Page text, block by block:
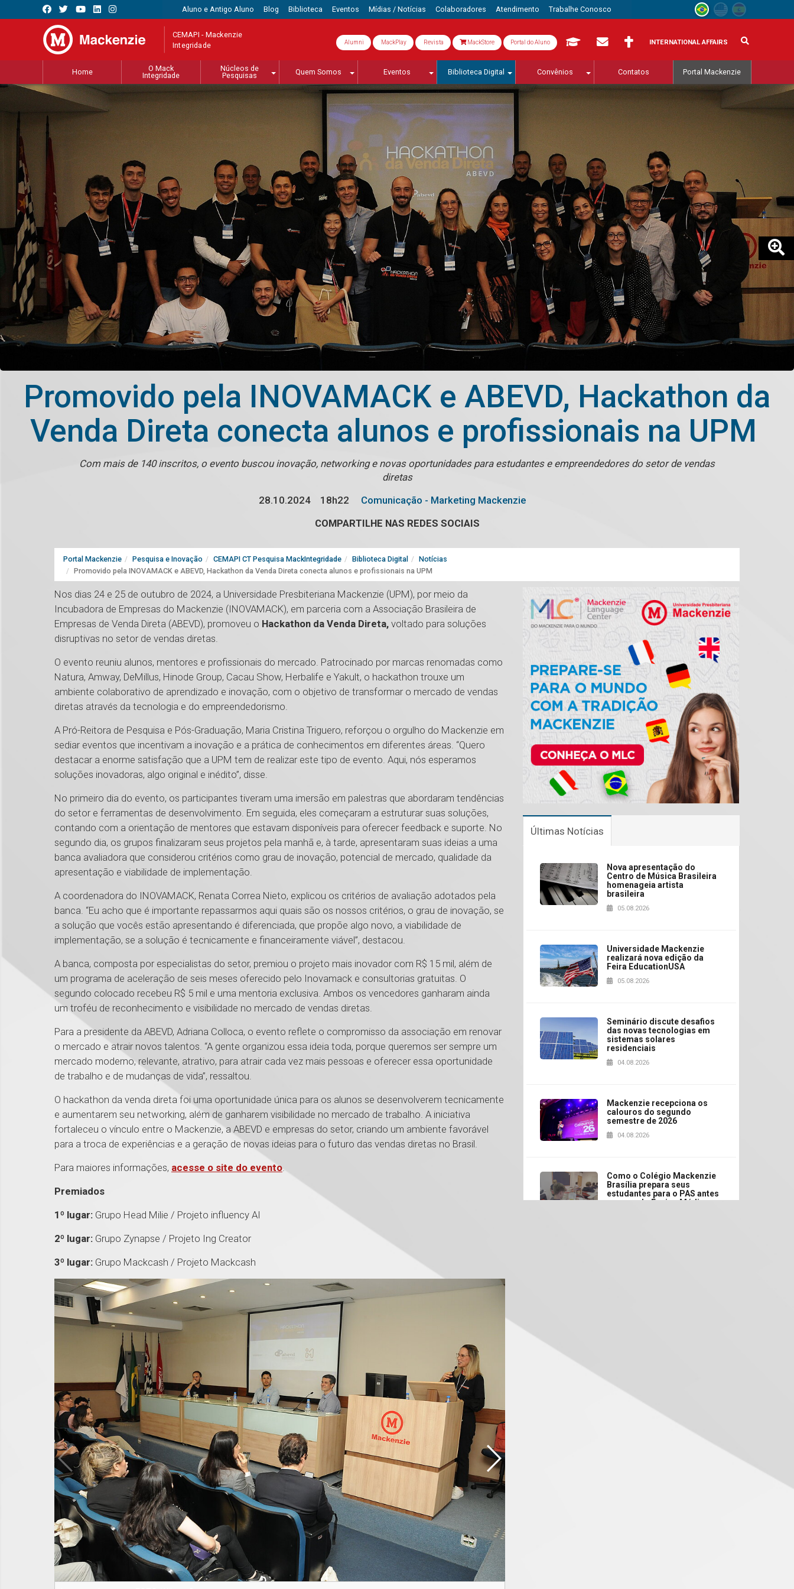
Aluno e Antigo Aluno Blog Biblioteca Eventos Mídias / Notícias Colaboradores Atendimento Trabalhe Conosco
CEMAPI - Mackenzie
Integridade Alumni MackPlay Revista MackStore Portal do Aluno INTERNATIONAL AFFAIRS
Home
O Mack
Integridade
Núcleos de
Pesquisas
Quem Somos Eventos Biblioteca Digital Convênios Contatos Portal Mackenzie
Promovido pela INOVAMACK e ABEVD, Hackathon da
Venda Direta conecta alunos e profissionais na UPM
Com mais de 140 inscritos, o evento buscou inovação, networking e novas oportunidades para estudantes e empreendedores do setor de vendas
diretas
28.10.2024
18h22
Comunicação - Marketing Mackenzie
COMPARTILHE NAS REDES SOCIAIS
Portal Mackenzie Pesquisa e Inovação CEMAPI CT Pesquisa MackIntegridade Biblioteca Digital
Notícias
Promovido pela INOVAMACK e ABEVD, Hackathon da Venda Direta conecta alunos e profissionais na UPM
Nos dias 24 e 25 de outubro de 2024, a Universidade Presbiteriana Mackenzie (UPM), por meio da
Incubadora de Empresas do Mackenzie (INOVAMACK), em parceria com a Associação Brasileira de
Empresas de Venda Direta (ABEVD), promoveu o Hackathon da Venda Direta, voltado para soluções
disruptivas no setor de vendas diretas.
O evento reuniu alunos, mentores e profissionais do mercado. Patrocinado por marcas renomadas como
Natura, Amway, DeMillus, Hinode Group, Cacau Show, Herbalife e Yakult, o hackathon trouxe um
ambiente colaborativo de aprendizado e inovação, com o objetivo de transformar o mercado de vendas
diretas através da tecnologia e do empreendedorismo.
A Pró-Reitora de Pesquisa e Pós-Graduação, Maria Cristina Triguero, reforçou o orgulho do Mackenzie em
sediar eventos que incentivam a inovação e a prática de conhecimentos em diferentes áreas. “Quero
destacar a enorme satisfação que a UPM tem de realizar este tipo de evento. Aqui, nós esperamos
soluções inovadoras, algo original e inédito”, disse.
No primeiro dia do evento, os participantes tiveram uma imersão em palestras que abordaram tendências
do setor e ferramentas de desenvolvimento. Em seguida, eles começaram a estruturar suas soluções,
contando com a orientação de mentores que estavam disponíveis para oferecer feedback e suporte. No
segundo dia, os grupos finalizaram seus projetos pela manhã e, à tarde, apresentaram suas ideias a uma
banca avaliadora que considerou critérios como grau de inovação, potencial de mercado, qualidade da
apresentação e viabilidade de implementação.
A coordenadora do INOVAMACK, Renata Correa Nieto, explicou os critérios de avaliação adotados pela
banca. “Eu acho que é importante repassarmos aqui quais são os nossos critérios, o grau de inovação, se
a solução que vocês estão apresentando é diferenciada, que propõe algo novo, a viabilidade de
implementação, se a solução é tecnicamente e financeiramente viável”, destacou.
A banca, composta por especialistas do setor, premiou o projeto mais inovador com R$ 15 mil, além de
um programa de aceleração de seis meses oferecido pelo Inovamack e consultorias gratuitas. O
segundo colocado recebeu R$ 5 mil e uma mentoria exclusiva. Ambos os vencedores ganharam ainda
um troféu de reconhecimento e visibilidade no mercado de vendas diretas.
Para a presidente da ABEVD, Adriana Colloca, o evento reflete o compromisso da associação em renovar
o mercado e atrair novos talentos. “A gente organizou essa ideia toda, porque queremos ser sempre um
mercado moderno, relevante, atrativo, para atrair cada vez mais pessoas e oferecer essa oportunidade
de trabalho e de mudanças de vida”, ressaltou.
O hackathon da venda direta foi uma oportunidade única para os alunos se desenvolverem tecnicamente
e aumentarem seu networking, além de ganharem visibilidade no mercado de trabalho. A iniciativa
fortaleceu o vínculo entre o Mackenzie, a ABEVD e empresas do setor, criando um ambiente favorável
para a troca de experiências e a geração de novas ideias para o futuro das vendas diretas no Brasil.
Para maiores informações, acesse o site do evento.
Premiados
1º lugar: Grupo Head Milie / Projeto influency AI
2º lugar: Grupo Zynapse / Projeto Ing Creator
3º lugar: Grupo Mackcash / Projeto Mackcash
Últimas Notícias
Nova apresentação do
Centro de Música Brasileira
homenageia artista
brasileira
05.08.2026
Universidade Mackenzie
realizará nova edição da
Feira EducationUSA
05.08.2026
Seminário discute desafios
das novas tecnologias em
sistemas solares
residenciais
04.08.2026
Mackenzie recepciona os
calouros do segundo
semestre de 2026
04.08.2026
Como o Colégio Mackenzie
Brasília prepara seus
estudantes para o PAS antes
mesmo do Ensino Médio